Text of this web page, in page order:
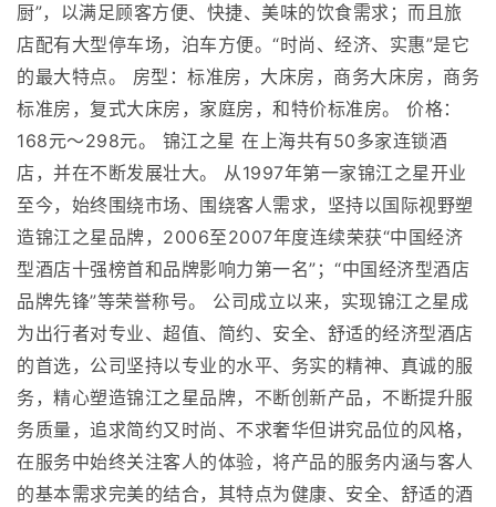
厨”，以满足顾客方便、快捷、美味的饮食需求；而且旅
店配有大型停车场，泊车方便。“时尚、经济、实惠”是它
的最大特点。 房型：标准房，大床房，商务大床房，商务
标准房，复式大床房，家庭房，和特价标准房。 价格：
168元～298元。 锦江之星 在上海共有50多家连锁酒
店，并在不断发展壮大。 从1997年第一家锦江之星开业
至今，始终围绕市场、围绕客人需求，坚持以国际视野塑
造锦江之星品牌，2006至2007年度连续荣获“中国经济
型酒店十强榜首和品牌影响力第一名”；“中国经济型酒店
品牌先锋”等荣誉称号。 公司成立以来，实现锦江之星成
为出行者对专业、超值、简约、安全、舒适的经济型酒店
的首选，公司坚持以专业的水平、务实的精神、真诚的服
务，精心塑造锦江之星品牌，不断创新产品，不断提升服
务质量，追求简约又时尚、不求奢华但讲究品位的风格，
在服务中始终关注客人的体验，将产品的服务内涵与客人
的基本需求完美的结合，其特点为健康、安全、舒适的酒